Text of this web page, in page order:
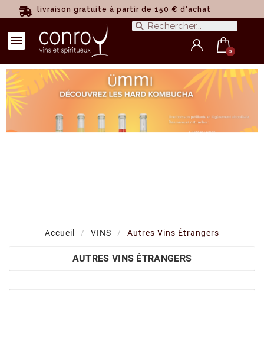
livraison gratuite à partir de 150 € d'achat
Accueil VINS Autres Vins Étrangers
AUTRES VINS ÉTRANGERS